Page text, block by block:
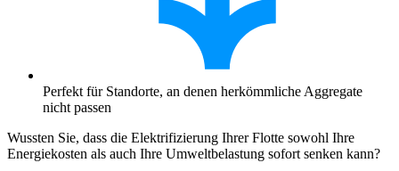
Perfekt für Standorte, an denen herkömmliche Aggregate
nicht passen
Wussten Sie, dass die Elektrifizierung Ihrer Flotte sowohl Ihre
Energiekosten als auch Ihre Umweltbelastung sofort senken kann?